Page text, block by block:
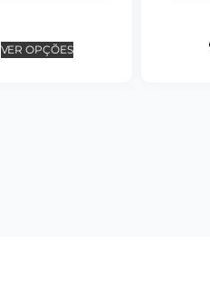
VER OPÇÕES